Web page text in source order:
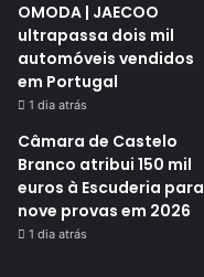
OMODA | JAECOO
ultrapassa dois mil
automóveis vendidos
em Portugal
1 dia atrás
Câmara de Castelo
Branco atribui 150 mil
euros à Escuderia para
nove provas em 2026
1 dia atrás